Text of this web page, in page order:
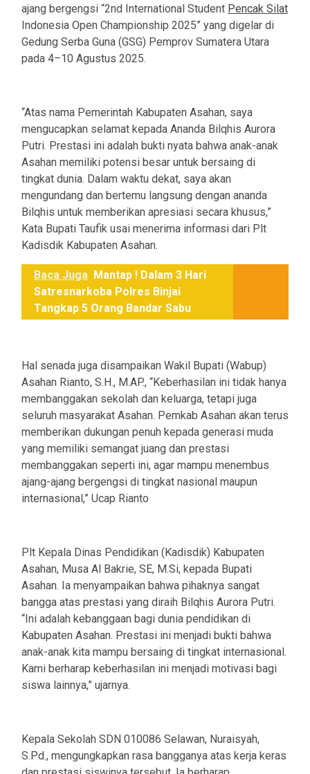
ajang bergengsi “2nd International Student Pencak Silat
Indonesia Open Championship 2025” yang digelar di
Gedung Serba Guna (GSG) Pemprov Sumatera Utara
pada 4–10 Agustus 2025.
“Atas nama Pemerintah Kabupaten Asahan, saya
mengucapkan selamat kepada Ananda Bilqhis Aurora
Putri. Prestasi ini adalah bukti nyata bahwa anak-anak
Asahan memiliki potensi besar untuk bersaing di
tingkat dunia. Dalam waktu dekat, saya akan
mengundang dan bertemu langsung dengan ananda
Bilqhis untuk memberikan apresiasi secara khusus,”
Kata Bupati Taufik usai menerima informasi dari Plt
Kadisdik Kabupaten Asahan.
Baca Juga Mantap ! Dalam 3 Hari
Satresnarkoba Polres Binjai
Tangkap 5 Orang Bandar Sabu
Hal senada juga disampaikan Wakil Bupati (Wabup)
Asahan Rianto, S.H., M.AP., “Keberhasilan ini tidak hanya
membanggakan sekolah dan keluarga, tetapi juga
seluruh masyarakat Asahan. Pemkab Asahan akan terus
memberikan dukungan penuh kepada generasi muda
yang memiliki semangat juang dan prestasi
membanggakan seperti ini, agar mampu menembus
ajang-ajang bergengsi di tingkat nasional maupun
internasional,” Ucap Rianto
Plt Kepala Dinas Pendidikan (Kadisdik) Kabupaten
Asahan, Musa Al Bakrie, SE, M.Si, kepada Bupati
Asahan. Ia menyampaikan bahwa pihaknya sangat
bangga atas prestasi yang diraih Bilqhis Aurora Putri.
“Ini adalah kebanggaan bagi dunia pendidikan di
Kabupaten Asahan. Prestasi ini menjadi bukti bahwa
anak-anak kita mampu bersaing di tingkat internasional.
Kami berharap keberhasilan ini menjadi motivasi bagi
siswa lainnya,” ujarnya.
Kepala Sekolah SDN 010086 Selawan, Nuraisyah,
S.Pd., mengungkapkan rasa bangganya atas kerja keras